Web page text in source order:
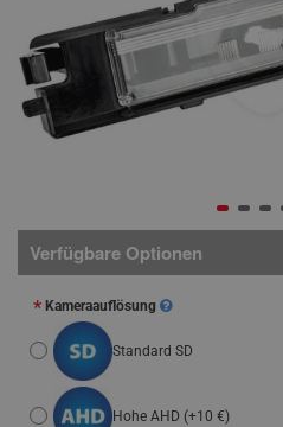
Verfügbare Optionen
Kameraauflösung
Standard SD
Hohe AHD (+10 €)